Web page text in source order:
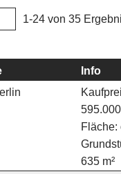
1-24 von 35
Info
Fläche:
635 m²